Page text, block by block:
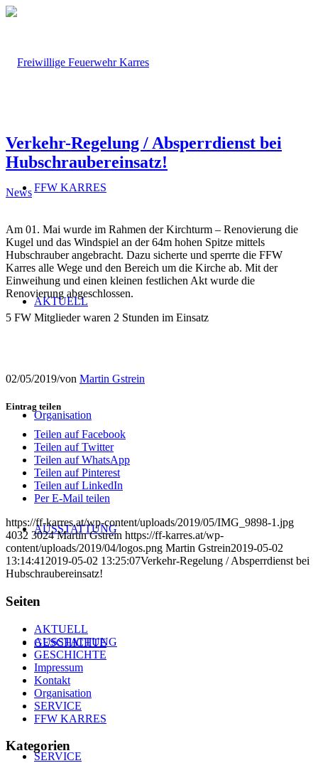
FFW KARRES
AKTUELL
Organisation
AUSSTATTUNG
GESCHICHTE
SERVICE
Verkehr-Regelung / Absperrdienst bei
Hubschraubereinsatz!
News
Am 01. Mai wurde im Rahmen der Kirchturm – Renovierung die
Kugel und das Windspiel an der 64m hohen Spitze mittels
Hubschrauber angebracht. Dazu sicherte und sperrte die FFW
Karres alle Wege und den Bereich um die Kirche ab. Mit der
Einweihung und einen kleinen festlichen Akt wurde die
Renovierung abgeschlossen.
5 FW Mitglieder waren 2 Stunden im Einsatz
02/05/2019/von Martin Gstrein
Eintrag teilen
Teilen auf Facebook
Teilen auf Twitter
Teilen auf WhatsApp
Teilen auf Pinterest
Teilen auf LinkedIn
Per E-Mail teilen
https://ff-karres.at/wp-content/uploads/2019/05/IMG_9898-1.jpg
4032 3024 Martin Gstrein https://ff-karres.at/wp-
content/uploads/2019/04/logos.png Martin Gstrein2019-05-02
13:14:41 2019-05-02 13:25:07Verkehr-Regelung / Absperrdienst bei
Hubschraubereinsatz!
Seiten
AKTUELL
AUSSTATTUNG
GESCHICHTE
Impressum
Kontakt
Organisation
SERVICE
FFW KARRES
Kategorien